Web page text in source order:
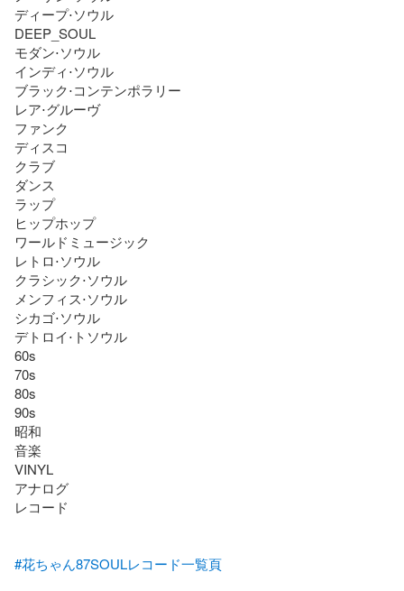
ディープ⋅ソウル
DEEP_SOUL
モダン⋅ソウル
インディ⋅ソウル
ブラック⋅コンテンポラリー
レア⋅グルーヴ
ファンク
ディスコ
クラブ
ダンス
ラップ
ヒップホップ
ワールドミュージック
レトロ⋅ソウル
クラシック⋅ソウル
メンフィス⋅ソウル
シカゴ⋅ソウル
デトロイ⋅トソウル
60s
70s
80s
90s
昭和
音楽
VINYL
アナログ
レコード
#花ちゃん87SOULレコード一覧頁